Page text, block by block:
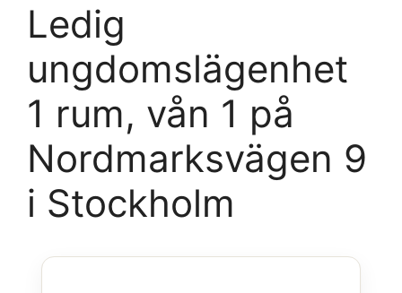
Ledig
ungdomslägenhet
1 rum, vån 1 på
Nordmarksvägen 9
i Stockholm